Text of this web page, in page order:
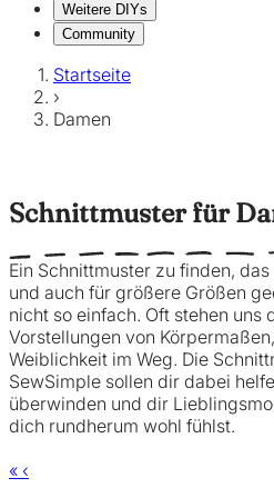
Weitere DIYs
Community
Startseite
›
Damen
Schnittmuster für
Ein Schnittmuster zu finden,
und auch für größere Größen
nicht so einfach. Oft stehen uns
Vorstellungen von
Weiblichkeit im Weg. Die
SewSimple sollen dir dabei
überwinden und dir
dich rundherum wohl fühlst.
« ‹